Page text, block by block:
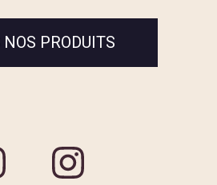
NOS PRODUITS